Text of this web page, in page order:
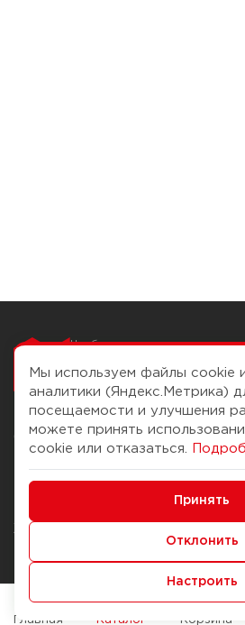
Чтобы вам легко
О компании
История Компании
Журнал
Наши марки
Брендирование
Мы используем файлы cookie
аналитики (Яндекс.Метрика)
посещаемости и улучшения
можете принять
cookie или отказаться.
Принять
Отклонить
Настроить
Главная Каталог Корзина